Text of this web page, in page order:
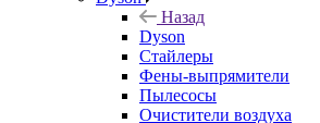
Назад
Dyson
Стайлеры
Фены-выпрямители
Пылесосы
Очистители воздуха